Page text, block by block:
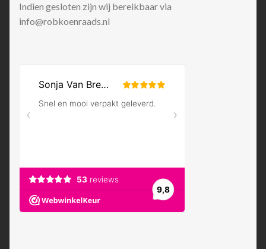
Indien gesloten zijn wij bereikbaar via
info@robkoenraads.nl